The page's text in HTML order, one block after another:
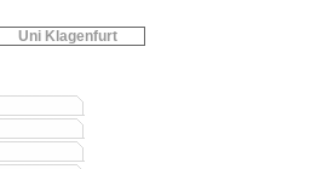
Uni Klagenfurt